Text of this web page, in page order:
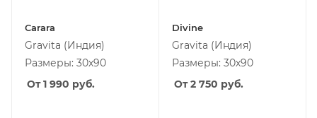
Carara
Gravita (Индия)
Размеры: 30х90
От 1 990 руб.
Divine
Gravita (Индия)
Размеры: 30х90
От 2 750 руб.